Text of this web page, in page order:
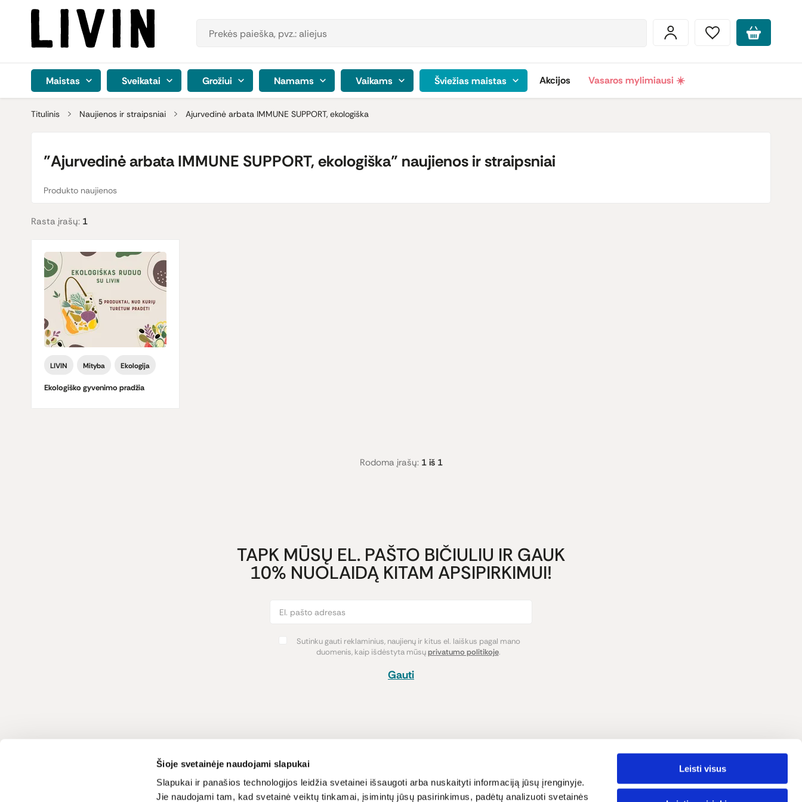
Šioje svetainėje naudojami slapukai
Slapukai ir panašios technologijos leidžia svetainei išsaugoti arba nuskaityti informaciją jūsų įrenginyje.
Jie naudojami tam, kad svetainė veiktų tinkamai, įsimintų jūsų pasirinkimus, padėtų analizuoti svetainės
Leisti visus
Maistas Sveikatai Grožiui Namams Vaikams Šviežias maistas Akcijos Vasaros mylimiausi ☀️
Titulinis Naujienos ir straipsniai Ajurvedinė arbata IMMUNE SUPPORT, ekologiška
"Ajurvedinė arbata IMMUNE SUPPORT, ekologiška" naujienos ir straipsniai
Produkto naujienos
Rasta įrašų: 1
LIVIN Mityba Ekologija
Ekologiško gyvenimo pradžia
Rodoma įrašų: 1 iš 1
TAPK MŪSŲ EL. PAŠTO BIČIULIU IR GAUK
10% NUOLAIDĄ KITAM APSIPIRKIMUI!
Sutinku gauti reklaminius, naujienų ir kitus el. laiškus pagal mano
duomenis, kaip išdėstyta mūsųprivatumo politikoje.
Gauti
LIVIN
Apie mus
Kontaktai
Atsiskaitymo būdai
Pristatymas
Lojalumo programa
Naujienos ir straipsniai
Lietuvių